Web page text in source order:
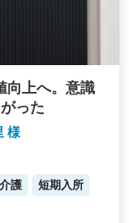
向上へ。意識
った
様
護
短期入所